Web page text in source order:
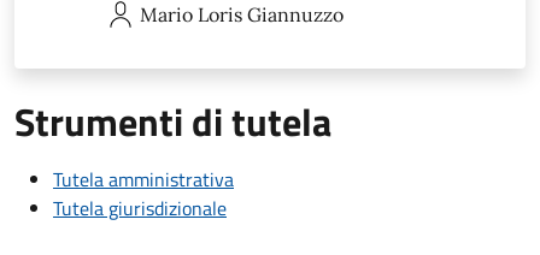
Mario Loris Giannuzzo
Strumenti di tutela
Tutela amministrativa
Tutela giurisdizionale